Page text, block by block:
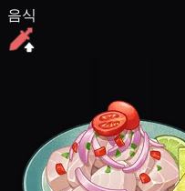
음식